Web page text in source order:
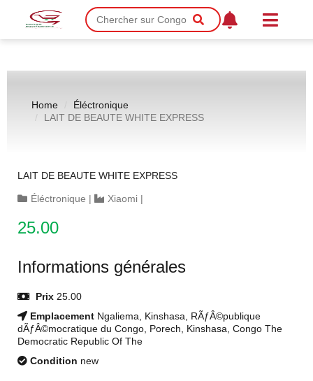
Home
Éléctronique
LAIT DE BEAUTE WHITE EXPRESS
LAIT DE BEAUTE WHITE EXPRESS
Éléctronique | Xiaomi |
25.00
Informations générales
Prix 25.00
Emplacement Ngaliema, Kinshasa, RÃƒÂ©publique
dÃƒÂ©mocratique du Congo, Porech, Kinshasa, Congo The
Democratic Republic Of The
Condition new